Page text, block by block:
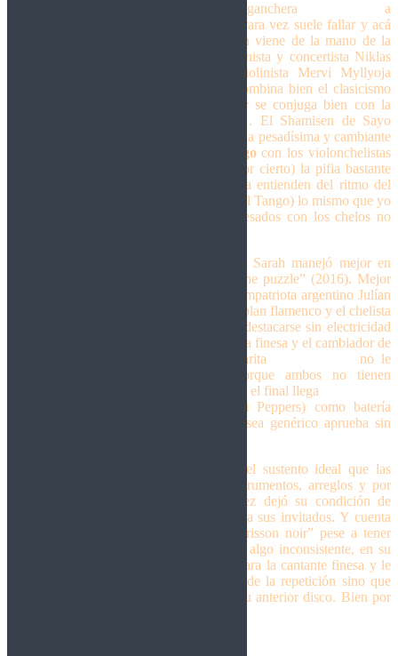
El andar firme y coral de la riffera y muy ganchera
a
dúo con Mark Hietala en una dupla que rara vez suele fallar y acá
no es la excepción. El punto de inflexión viene de la mano de la
con el pianista y concertista Niklas
Pokki aportando su clasicismo y la violinista Mervi Myllyoja
aportando lo suyo en una canción que combina bien el clasicismo
melancólico con la potencia guitarrera, y se conjuga bien con la
. El Shamisen de Sayo
Komada le aporta el ingrediente exótico a la pesadísima y cambiante
Tangocon los violonchelistas
Apocalyptica (banda que nunca digerí, por cierto) la pifia bastante
feo y no solo porque los de Apocapyltica entienden del ritmo del
2×4 (como le solemos decir en Argentina al Tango) lo mismo que yo
de matemáticas, sino que con los riffs pesados con los chelos no
Una referencia que su compatriota Dark Sarah manejó mejor en
“Dance with the dragon” en su disco “The puzzle” (2016). Mejor
con mi compatriota argentino Julían
Bedmar aportando su guitarra acústica en plan flamenco y el chelista
Valter Freitas que tienen su espacio para destacarse sin electricidad
mediante. A la extraña colaboración entre la finesa y el cambiador de
músicos compulsivo Dani Filth en la rarita
no le
encuentro demasiado sentido, ¿será porque ambos no tienen
química? Puede ser. Afortunadamente para el final llega
con Chad Smith (Red Hot Chilli Peppers) como batería
invitada, un tema sinfónico que aunque sea genérico aprueba sin
La producción se encargó de otorgarle el sustento ideal que las
canciones ameritaban, sin ahogar los instrumentos, arreglos y por
sobre todo la voz de Tarja que esta vez dejó su condición de
omnipresencia, aprovechando al máximo a sus invitados. Y cuenta
con una buena y enigmática portada. “Frisson noir” pese a tener
alguna que otra instancia que se me hizo algo inconsistente, en su
totalidad se trata de un muy buen disco para la cantante finesa y le
sirve para no solo escaparle a las garras de la repetición sino que
aprovecha mejor el escenario sonoro de su anterior disco. Bien por